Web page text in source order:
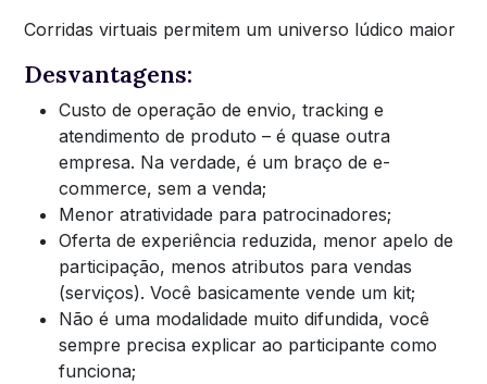
Corridas virtuais permitem um universo lúdico maior
Desvantagens:
Custo de operação de envio, tracking e
atendimento de produto – é quase outra
empresa. Na verdade, é um braço de e-
commerce, sem a venda;
Menor atratividade para patrocinadores;
Oferta de experiência reduzida, menor apelo de
participação, menos atributos para vendas
(serviços). Você basicamente vende um kit;
Não é uma modalidade muito difundida, você
sempre precisa explicar ao participante como
funciona;